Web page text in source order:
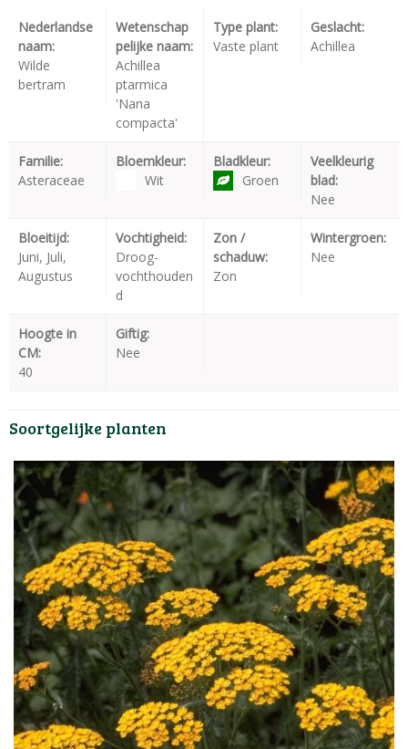
Nederlandse
naam:
Wilde
bertram
Wetenschap
pelijke naam:
Achillea
ptarmica
'Nana
compacta'
Type plant:
Vaste plant
Geslacht:
Achillea
Familie:
Asteraceae
Bloemkleur:
Wit
Bladkleur:
Groen
Veelkleurig
blad:
Nee
Bloeitijd:
Juni, Juli,
Augustus
Vochtigheid:
Droog-
vochthouden
d
Zon /
schaduw:
Zon
Wintergroen:
Nee
Hoogte in
CM:
40
Giftig:
Nee
Soortgelijke planten